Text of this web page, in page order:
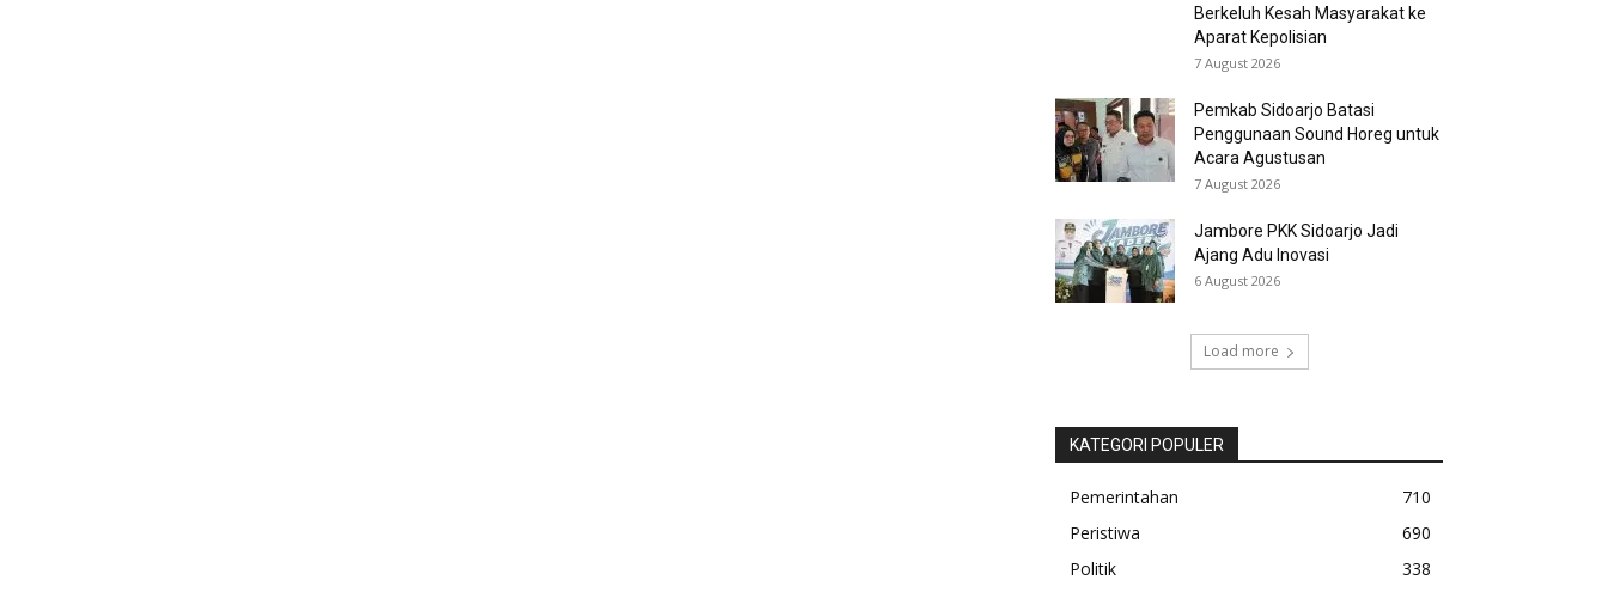
Berkeluh Kesah Masyarakat ke
Aparat Kepolisian
7 August 2026
Pemkab Sidoarjo Batasi
Penggunaan Sound Horeg untuk
Acara Agustusan
7 August 2026
Jambore PKK Sidoarjo Jadi
Ajang Adu Inovasi
6 August 2026
Load more
KATEGORI POPULER
Pemerintahan
710
Peristiwa
690
Politik
338